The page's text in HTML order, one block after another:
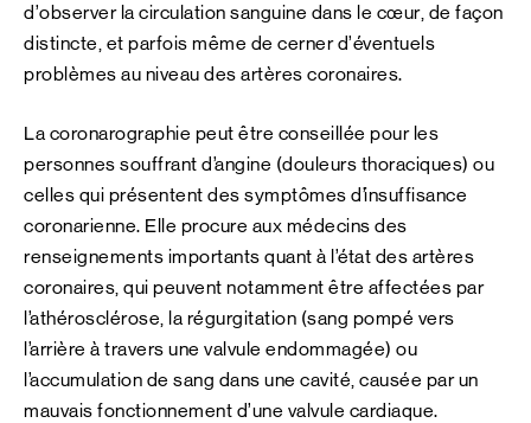
d’observer la circulation sanguine dans le cœur, de façon
distincte, et parfois même de cerner d’éventuels
problèmes au niveau des artères coronaires.
La coronarographie peut être conseillée pour les
personnes souffrant d’angine (douleurs thoraciques) ou
celles qui présentent des symptômes d’insuffisance
coronarienne. Elle procure aux médecins des
renseignements importants quant à l’état des artères
coronaires, qui peuvent notamment être affectées par
l’athérosclérose, la régurgitation (sang pompé vers
l’arrière à travers une valvule endommagée) ou
l’accumulation de sang dans une cavité, causée par un
mauvais fonctionnement d’une valvule cardiaque.